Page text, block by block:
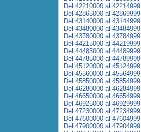
Del 42210000 al 42214999
Del 42865000 al 42869999
Del 43140000 al 43144999
Del 43480000 al 43484999
Del 43780000 al 43784999
Del 44215000 al 44219999
Del 44485000 al 44489999
Del 44785000 al 44789999
Del 45120000 al 45124999
Del 45560000 al 45564999
Del 45850000 al 45854999
Del 46280000 al 46284999
Del 46650000 al 46654999
Del 46925000 al 46929999
Del 47230000 al 47234999
Del 47600000 al 47604999
Del 47900000 al 47904999